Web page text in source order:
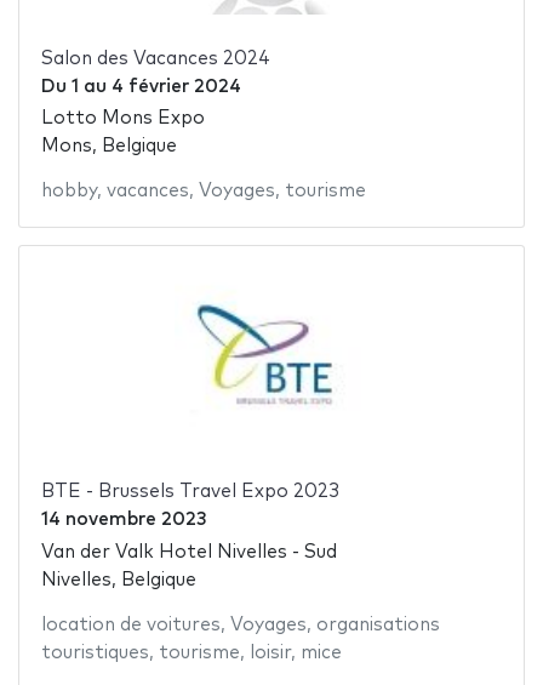
Salon des Vacances 2024
Du 1 au 4 février 2024
Lotto Mons Expo
Mons, Belgique
hobby, vacances, Voyages, tourisme
BTE - Brussels Travel Expo 2023
14 novembre 2023
Van der Valk Hotel Nivelles - Sud
Nivelles, Belgique
location de voitures, Voyages, organisations
touristiques, tourisme, loisir, mice